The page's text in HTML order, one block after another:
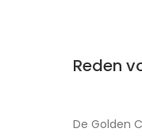
Reden
De Golden